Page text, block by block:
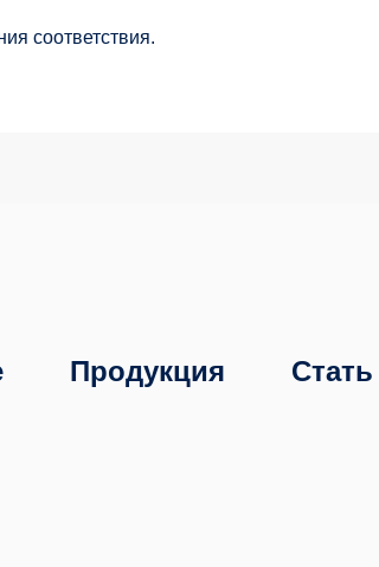
соответствия.
Продукция